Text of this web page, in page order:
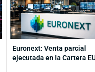
Euronext: Venta parcial
ejecutada en la Cartera